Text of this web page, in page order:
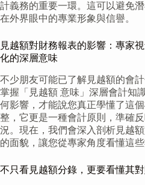
計義務的重要一環。這可以避免
在外界眼中的專業形象與信譽。
見越額對財務報表的影響：專家
化的深層意味
不少朋友可能已了解見越額的會
掌握「見越額 意味」深層會計知
何影響，才能說您真正學懂了這
整，它更是一種會計原則，準確
況。現在，我們會深入剖析見越
的面貌，讓您從專家角度看懂這
不只看見越額分錄，更要看懂其